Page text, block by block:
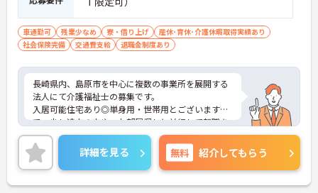
車通勤可 残業少なめ 寮・借り上げ
産休･育休･介護休暇取得実績あり
社会保険完備
交通費支給 退職金制度あり
長崎県内、島原市を中心に複数の事業所を展開する
法人にて介護福祉士の募集です。
入居可能住宅あり◎単身用・世帯用とございますの
で、少し遠方の方や、お部屋探しと並行して転職を
お考えの方にもオススメの求人！
残業はほとんどないので出勤日でもプライベートの
時間が確保できますよ◎
またマイカー通勤OK 無料駐車場完備なので、通勤
のストレスが少ないのも嬉しいポイント！
詳細を見る 無料 紹介してもらう